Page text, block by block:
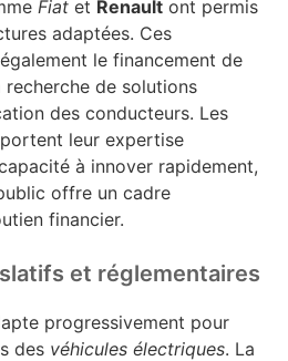
Fiat et Renault ont permis
adaptées. Ces
le financement de
de solutions
des conducteurs. Les
leur expertise
à innover rapidement,
offre un cadre
financier.
et réglementaires
progressivement pour
des véhicules électriques. La